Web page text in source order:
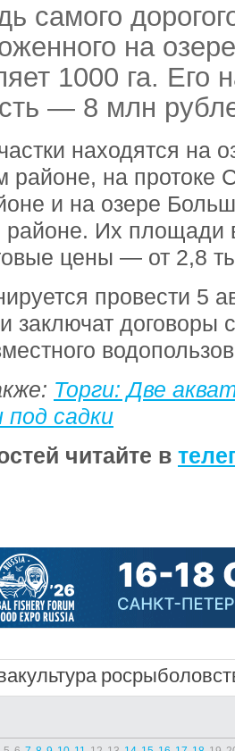
самого
на
1000 га. Его
— 8 млн
находятся на
районе, на протоке
и на озере
Их площади
цены — от 2,8
провести 5
заключат договоры
Торги: Две
садки
читайте в